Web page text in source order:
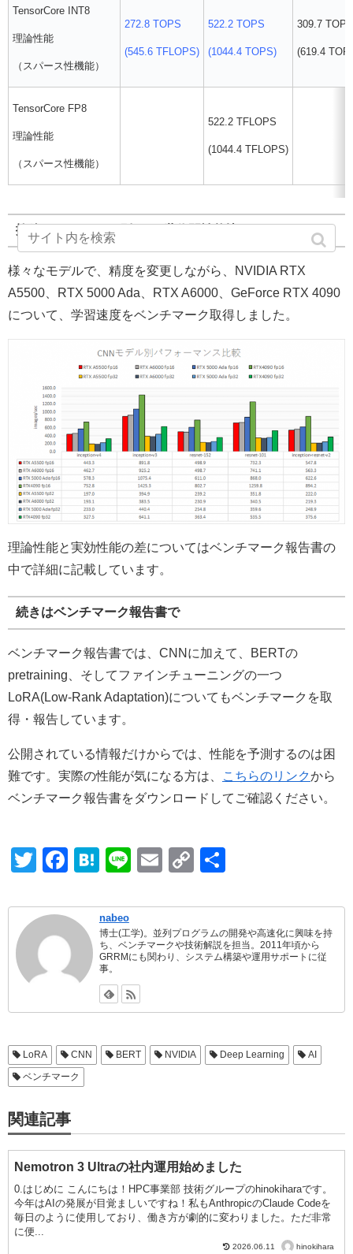
TensorCore INT8
理論性能
（スパース性機能）
272.8 TOPS
(545.6 TFLOPS)
522.2 TOPS
(1044.4 TOPS)
309.7 TOPS
(619.4
TensorCore FP8
理論性能
（スパース性機能）
522.2 TFLOPS
(1044.4 TFLOPS)
抜粋：CNNモデル別 GPU世代間性能比
様々なモデルで、精度を変更しながら、NVIDIA RTX
A5500、RTX 5000 Ada、RTX A6000、GeForce RTX 4090
について、学習速度をベンチマーク取得しました。
理論性能と実効性能の差についてはベンチマーク報告書の
中で詳細に記載しています。
続きはベンチマーク報告書で
ベンチマーク報告書では、CNNに加えて、BERTの
pretraining、そしてファインチューニングの一つ
LoRA(Low-Rank Adaptation)についてもベンチマークを取
得・報告しています。
公開されている情報だけからでは、性能を予測するのは困
難です。実際の性能が気になる方は、
こちらのリンクから
ベンチマーク報告書をダウンロードしてご確認ください。
T
tt
er
F
c
e
b
o
o
H
e
n
a
Li
e
E
ail
C
p
y
Li
k
nabeo
博士(工学)。並列プログラムの開発や高速化に興味を持
ち、ベンチマークや技術解説を担当。2011年頃から
GRRMにも関わり、システム構築や運用サポートに従
事。
LoRA CNN BERT NVIDIA Deep Learning
AI
ベンチマーク
関連記事
Nemotron 3 Ultraの社内運用始めました
0.はじめに こんにちは！HPC事業部 技術グループのhinokiharaです。
今年はAIの発展が目覚ましいですね！私もAnthropicのClaude Codeを
毎日のように使用しており、働き方が劇的に変わりました。ただ非常
に便...
2026.06.11 hinokihara